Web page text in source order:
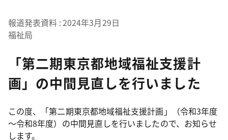
報道発表資料 2024年3月29日
福祉局
「第二期東京都地域福祉支援計
画」の中間見直しを行いました
この度、「第二期東京都地域福祉支援計画」（令和3年度
～令和8年度）の中間見直しを行いましたので、お知らせ
します。